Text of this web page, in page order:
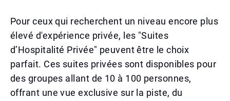
Pour ceux qui recherchent un niveau encore plus
élevé d'expérience privée, les "Suites
d’Hospitalité Privée" peuvent être le choix
parfait. Ces suites privées sont disponibles pour
des groupes allant de 10 à 100 personnes,
offrant une vue exclusive sur la piste, du